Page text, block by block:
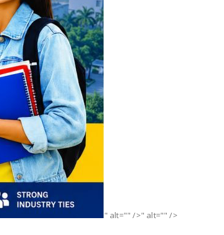
" alt="" />" alt="" />